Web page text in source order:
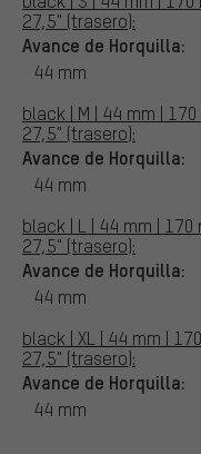
27,5" (trasero):
Avance de Horquilla:
44 mm
black | M | 44 mm |
27,5" (trasero):
Avance de Horquilla:
44 mm
black | L | 44 mm |
27,5" (trasero):
Avance de Horquilla:
44 mm
black | XL | 44 mm |
27,5" (trasero):
Avance de Horquilla:
44 mm